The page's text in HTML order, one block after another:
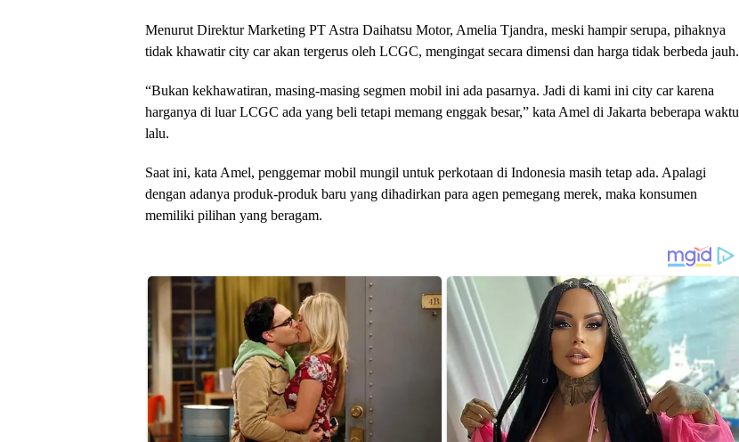
Menurut Direktur Marketing PT Astra Daihatsu Motor, Amelia Tjandra, meski hampir serupa, pihaknya
tidak khawatir city car akan tergerus oleh LCGC, mengingat secara dimensi dan harga tidak berbeda jauh.
“Bukan kekhawatiran, masing-masing segmen mobil ini ada pasarnya. Jadi di kami ini city car karena
harganya di luar LCGC ada yang beli tetapi memang enggak besar,” kata Amel di Jakarta beberapa waktu
lalu.
Saat ini, kata Amel, penggemar mobil mungil untuk perkotaan di Indonesia masih tetap ada. Apalagi
dengan adanya produk-produk baru yang dihadirkan para agen pemegang merek, maka konsumen
memiliki pilihan yang beragam.